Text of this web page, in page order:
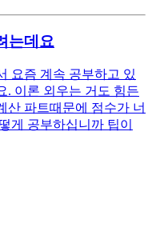
는데요
요즘 계속 공부하고 있
. 이론 외우는 거도 힘든
산 파트때문에 점수가 너
게 공부하십니까 팁이